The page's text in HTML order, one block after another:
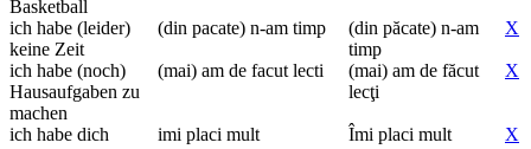
Basketball
ich habe (leider)
keine Zeit
(din pacate) n-am timp
(din păcate) n-am
timp
X
ich habe (noch)
Hausaufgaben zu
machen
(mai) am de facut lecti
(mai) am de făcut
lecţi
X
ich habe dich
imi placi mult Îmi placi mult X